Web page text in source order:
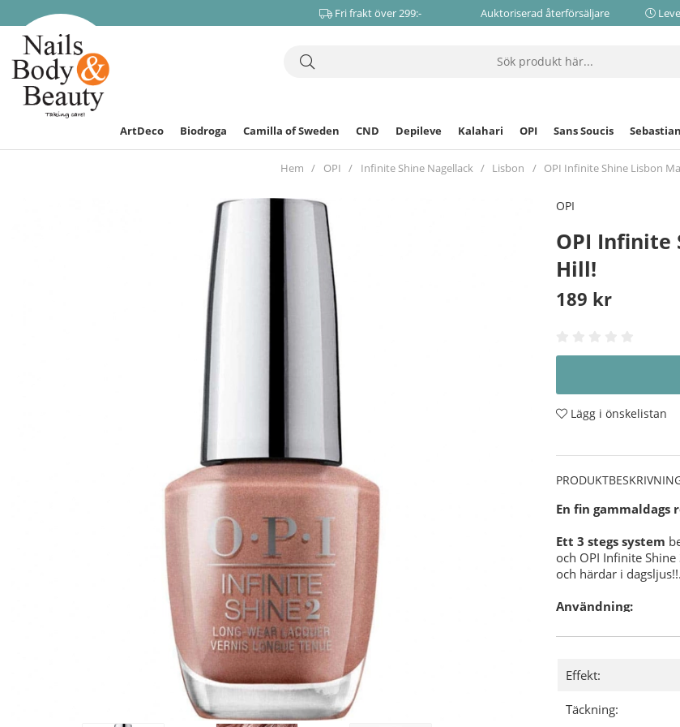
Fri frakt över 299:- Auktoriserad återförsäljare
ArtDeco Biodroga Camilla of Sweden CND Depileve Kalahari OPI Sans Soucis
Hem OPI Infinite Shine Nagellack Lisbon OPI Infinite Shine Lisbon
OPI
OPI Infinite
Hill!
189 kr
Lägg i önskelistan
En fin gammaldags
Ett 3 stegs system
och OPI Infinite
och härdar i dagsljus!!.
Användning:
OPI NAS 99-
Applicera sedan
Där efter
och försegla
Slutligen
Effekt:
Täckning: